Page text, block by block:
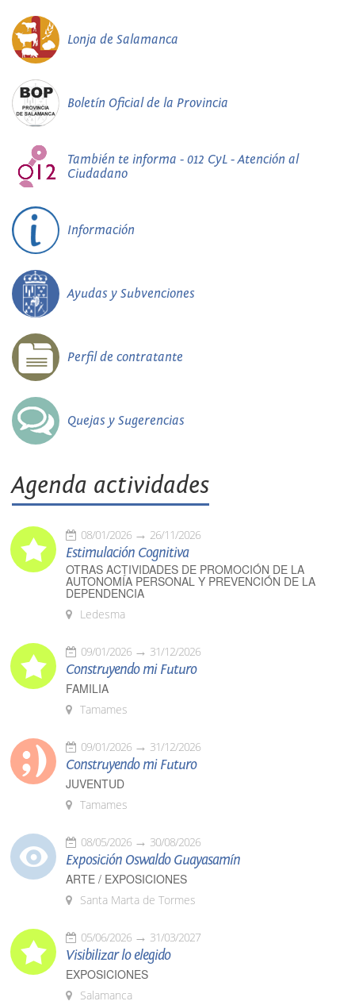
Lonja de Salamanca
Boletín Oficial de la Provincia
También te informa - 012 CyL - Atención al
Ciudadano
Información
Ayudas y Subvenciones
Perfil de contratante
Quejas y Sugerencias
Agenda actividades
08/01/2026 26/11/2026
Estimulación Cognitiva
OTRAS ACTIVIDADES DE PROMOCIÓN DE LA
AUTONOMÍA PERSONAL Y PREVENCIÓN DE LA
DEPENDENCIA
Ledesma
09/01/2026 31/12/2026
Construyendo mi Futuro
FAMILIA
Tamames
09/01/2026 31/12/2026
Construyendo mi Futuro
JUVENTUD
Tamames
08/05/2026 30/08/2026
Exposición Oswaldo Guayasamín
ARTE / EXPOSICIONES
Santa Marta de Tormes
05/06/2026 31/03/2027
Visibilizar lo elegido
EXPOSICIONES
Salamanca